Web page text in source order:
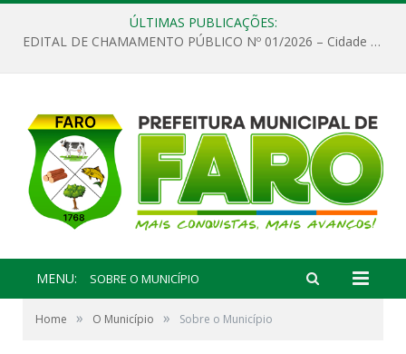
ÚLTIMAS PUBLICAÇÕES:
EDITAL DE CHAMAMENTO PÚBLICO Nº 01/2026 – Cidade de Faro
MENU: SOBRE O MUNICÍPIO
Home » O Município » Sobre o Município